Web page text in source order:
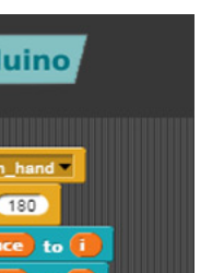
Point,
et des
Lab